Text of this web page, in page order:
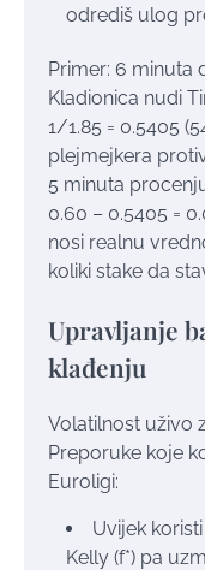
odrediš ulog
Primer: 6 minuta
Kladionica nudi
1/1.85 = 0.5405
plejmejkera
5 minuta
0.60 – 0.5405 =
nosi realnu
koliki stake da
Upravljanje
klađenju
Volatilnost uživo
Preporuke koje
Euroligi:
Uvijek
Kelly (f*) pa